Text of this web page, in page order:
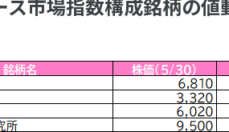
市場指数構成銘柄の値